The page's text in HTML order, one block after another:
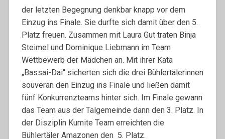
der letzten Begegnung denkbar knapp vor dem
Einzug ins Finale. Sie durfte sich damit über den 5.
Platz freuen. Zusammen mit Laura Gut traten Binja
Steimel und Dominique Liebmann im Team
Wettbewerb der Mädchen an. Mit ihrer Kata
„Bassai-Dai“ sicherten sich die drei Bühlertälerinnen
souverän den Einzug ins Finale und ließen damit
fünf Konkurrenzteams hinter sich. Im Finale gewann
das Team aus der Talgemeinde dann den 3. Platz. In
der Disziplin Kumite Team erreichten die
Bühlertäler Amazonen den 5. Platz.